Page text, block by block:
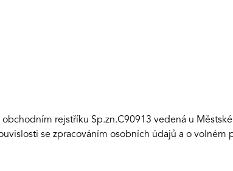
obchodním rejstříku Sp.zn.C90913 vedená u
se zpracováním osobních údajů a o